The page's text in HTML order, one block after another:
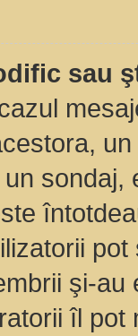
sau
sondaj,
şi-au
îl pot